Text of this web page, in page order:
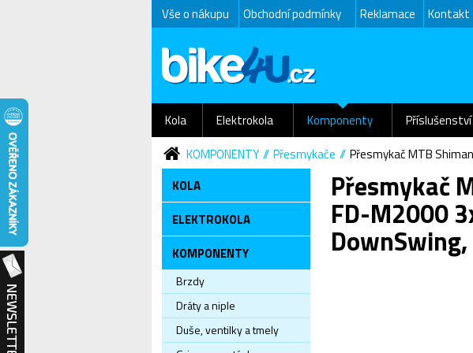
Vše o nákupu Obchodní podmínky Reklamace Kontakt
Kola Elektrokola Komponenty Příslušenství
KOMPONENTY
Přesmykače
Přesmykač MTB
KOLA
ELEKTROKOLA
KOMPONENTY
Brzdy
Dráty a niple
Duše, ventilky a tmely
Přesmykač
FD-M2000